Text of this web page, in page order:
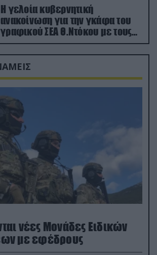
Η γελοία κυβερνητική
ανακοίνωση για την γκάφα του
γραφικού ΣΕΑ Θ.Ντόκου με τους
Ρώσους φαρσέρ
νέες Μονάδες Ειδικών
με εφέδρους